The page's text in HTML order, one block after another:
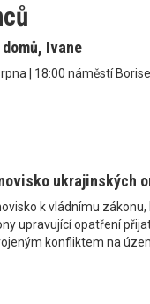
domů, Ivane
| 18:00 náměstí
ukrajinských
k vládnímu
upravující opatření
konfliktem na